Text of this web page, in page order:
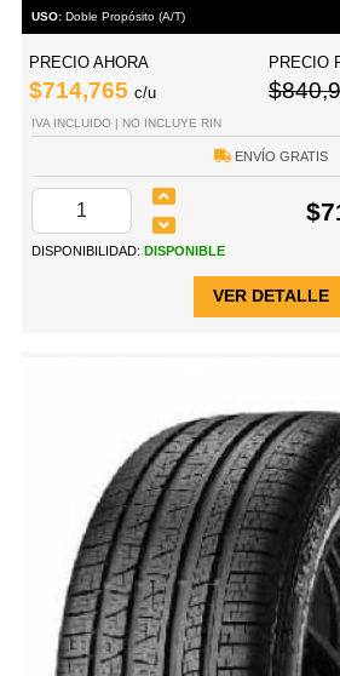
USO: Doble Propósito (A/T)
PRECIO AHORA
$714,765 c/u
PRECIO
IVA INCLUIDO | NO INCLUYE RIN
ENVÍO GRATIS
DISPONIBILIDAD: DISPONIBLE
VER DETALLE